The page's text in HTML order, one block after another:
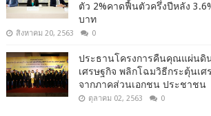
ตัว 2%คาดฟื้นตัวครึ่งปีหลัง
บาท
สิงหาคม 20, 2563 0
ประธานโครงการคืนคุณแผ่นดิ
เศรษฐกิจ พลิกโฉมวิธีกระตุ้นเ
จากภาคส่วนเอกชน ประชาชน
ตุลาคม 02, 2563 0